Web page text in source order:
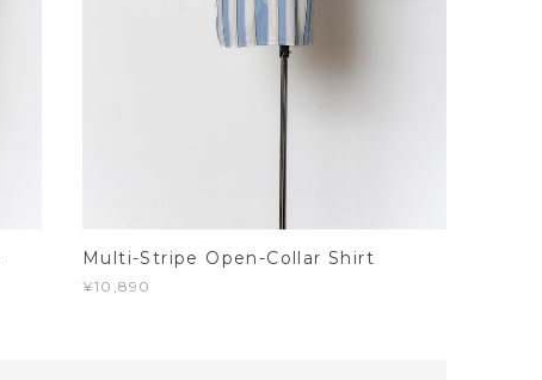
Multi-Stripe Open-Collar Shirt
¥10,890